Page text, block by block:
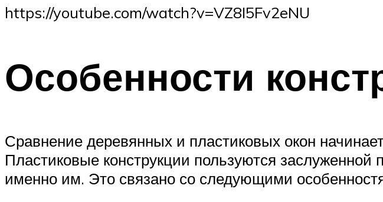
https://youtube.com/watch?v=VZ8I5Fv2eNU
Особенности
Сравнение деревянных и пластиковых окон
Пластиковые конструкции пользуются
именно им. Это связано со следующими